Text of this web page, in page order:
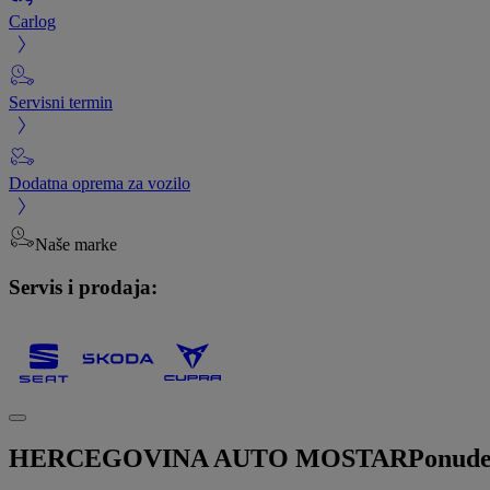
Carlog
Servisni termin
Dodatna oprema za vozilo
Naše marke
Servis i prodaja:
HERCEGOVINA AUTO MOSTAR